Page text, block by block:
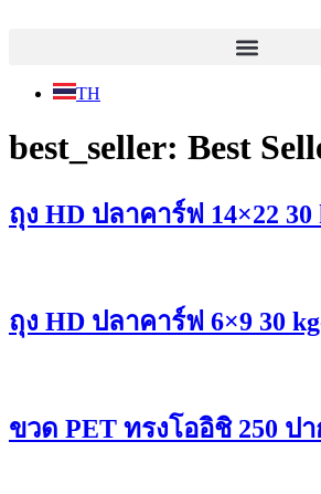
TH
best_seller: Best
ถุง HD ปลาคาร์ฟ 14×22 30
ถุง HD ปลาคาร์ฟ 6×9 30
ขวด PET ทรงโออิชิ 250 ปา